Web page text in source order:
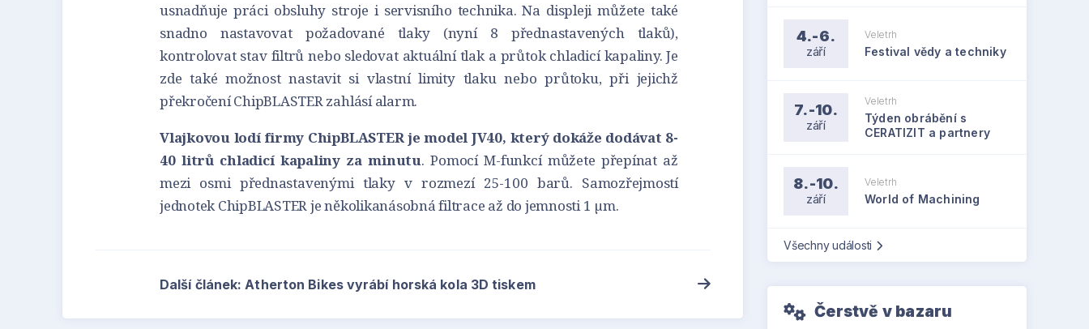
usnadňuje práci obsluhy stroje i servisního technika. Na displeji můžete také
snadno nastavovat požadované tlaky (nyní 8 přednastavených tlaků),
kontrolovat stav filtrů nebo sledovat aktuální tlak a průtok chladicí kapaliny. Je
zde také možnost nastavit si vlastní limity tlaku nebo průtoku, při jejichž
překročení ChipBLASTER zahlásí alarm.
Vlajkovou lodí firmy ChipBLASTER je model JV40, který dokáže dodávat 8-
40 litrů chladicí kapaliny za minutu. Pomocí M-funkcí můžete přepínat až
mezi osmi přednastavenými tlaky v rozmezí 25-100 barů. Samozřejmostí
jednotek ChipBLASTER je několikanásobná filtrace až do jemnosti 1 µm.
Další článek: Atherton Bikes vyrábí horská kola 3D tiskem
4.-6.
září
Veletrh
Festival vědy a techniky
7.-10.
září
Veletrh
Týden obrábění s
CERATIZIT a partnery
8.-10.
září
Veletrh
World of Machining
Všechny události
Čerstvě v bazaru